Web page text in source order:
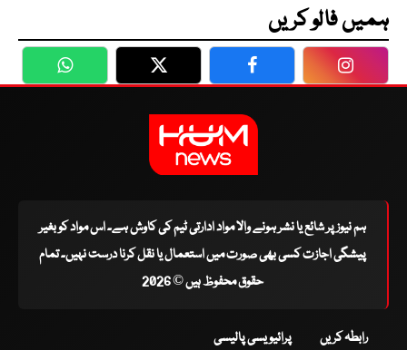
ہمیں فالو کریں
WhatsApp Twitter Facebook
ہم نیوز پر شائع یا نشر ہونے والا مواد ادارتی ٹیم کی کاوش ہے۔ اس مواد کو بغیر
پیشگی اجازت کسی بھی صورت میں استعمال یا نقل کرنا درست نہیں۔ تمام
حقوق محفوظ ہیں © 2026
رابطہ کریں پرائیویسی پالیسی